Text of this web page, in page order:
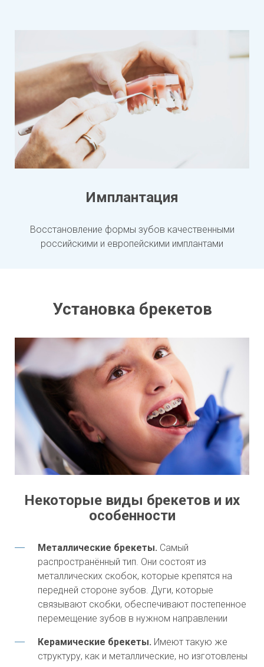
Имплантация
Восстановление формы зубов качественными
российскими и европейскими имплантами
Установка брекетов
Некоторые виды брекетов и их
особенности
Металлические брекеты. Самый
распространённый тип. Они состоят из
металлических скобок, которые крепятся на
передней стороне зубов. Дуги, которые
связывают скобки, обеспечивают постепенное
перемещение зубов в нужном направлении
Керамические брекеты. Имеют такую же
структуру, как и металлические, но изготовлены